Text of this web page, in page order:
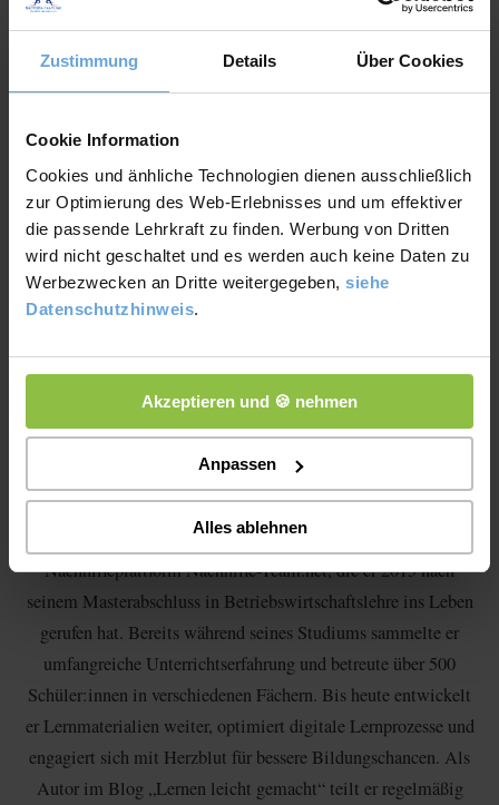
Zustimmung Details Über Cookies
Cookie Information
Cookies und änhliche Technologien dienen ausschließlich
zur Optimierung des Web-Erlebnisses und um effektiver
die passende Lehrkraft zu finden. Werbung von Dritten
wird nicht geschaltet und es werden auch keine Daten zu
Werbezwecken an Dritte weitergegeben, siehe
Datenschutzhinweis.
Akzeptieren und 🍪 nehmen
Anpassen
Alles ablehnen
Das Bewerbungsfoto 2023 – Verdopple deine
Bewerbung 2023
About The Author
Frank Olschewski
Frank Olschewski ist Gründer und Geschäftsführer der
Nachhilfeplattform Nachhilfe-Team.net, die er 2015 nach
seinem Masterabschluss in Betriebswirtschaftslehre ins Leben
gerufen hat. Bereits während seines Studiums sammelte er
umfangreiche Unterrichtserfahrung und betreute über 500
Schüler:innen in verschiedenen Fächern. Bis heute entwickelt
er Lernmaterialien weiter, optimiert digitale Lernprozesse und
engagiert sich mit Herzblut für bessere Bildungschancen. Als
Autor im Blog „Lernen leicht gemacht“ teilt er regelmäßig